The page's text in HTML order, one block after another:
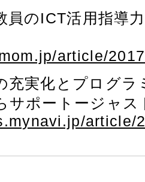
員のICT活用指導
article/
充実化とプログ
サポートージャ
article/